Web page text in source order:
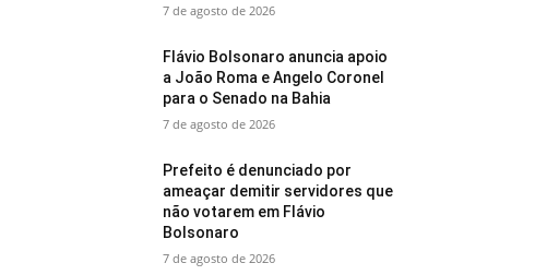
7 de agosto de 2026
Flávio Bolsonaro anuncia apoio
a João Roma e Angelo Coronel
para o Senado na Bahia
7 de agosto de 2026
Prefeito é denunciado por
ameaçar demitir servidores que
não votarem em Flávio
Bolsonaro
7 de agosto de 2026